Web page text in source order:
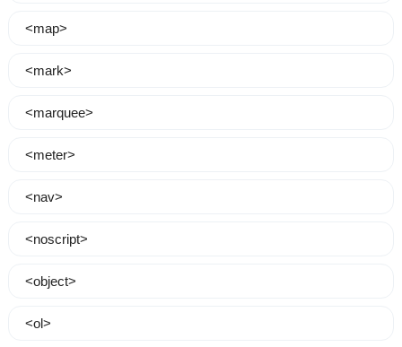
<map>
<mark>
<marquee>
<meter>
<nav>
<noscript>
<object>
<ol>